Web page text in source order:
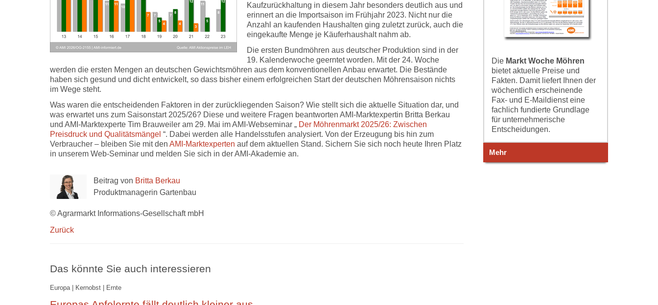
Kaufzurückhaltung in diesem Jahr besonders deutlich aus und
erinnert an die Importsaison im Frühjahr 2023. Nicht nur die
Anzahl an kaufenden Haushalten ging zuletzt zurück, auch die
eingekaufte Menge je Käuferhaushalt nahm ab.
Die ersten Bundmöhren aus deutscher Produktion sind in der
19. Kalenderwoche geerntet worden. Mit der 24. Woche
werden die ersten Mengen an deutschen Gewichtsmöhren aus dem konventionellen Anbau erwartet. Die Bestände
haben sich gesund und dicht entwickelt, so dass bisher einem erfolgreichen Start der deutschen Möhrensaison nichts
im Wege steht.
Was waren die entscheidenden Faktoren in der zurückliegenden Saison? Wie stellt sich die aktuelle Situation dar, und
was erwartet uns zum Saisonstart 2025/26? Diese und weitere Fragen beantworten AMI-Marktexpertin Britta Berkau
und AMI-Marktexperte Tim Brauweiler am 29. Mai im AMI-Webseminar „ Der Möhrenmarkt 2025/26: Zwischen
Preisdruck und Qualitätsmängel “. Dabei werden alle Handelsstufen analysiert. Von der Erzeugung bis hin zum
Verbraucher – bleiben Sie mit den AMI-Marktexperten auf dem aktuellen Stand. Sichern Sie sich noch heute Ihren Platz
in unserem Web-Seminar und melden Sie sich in der AMI-Akademie an.
Beitrag von Britta Berkau
Produktmanagerin Gartenbau
© Agrarmarkt Informations-Gesellschaft mbH
Zurück
Das könnte Sie auch interessieren
Europa | Kernobst | Ernte
Die Markt Woche Möhren
bietet aktuelle Preise und
Fakten. Damit liefert Ihnen der
wöchentlich erscheinende
Fax- und E-Maildienst eine
fachlich fundierte Grundlage
für unternehmerische
Entscheidungen.
Mehr